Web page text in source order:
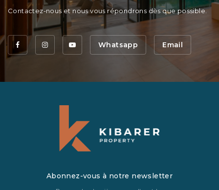
Contactez-nous et nous vous répondrons dès que possible.
Whatsapp Email
Abonnez-vous à notre newsletter